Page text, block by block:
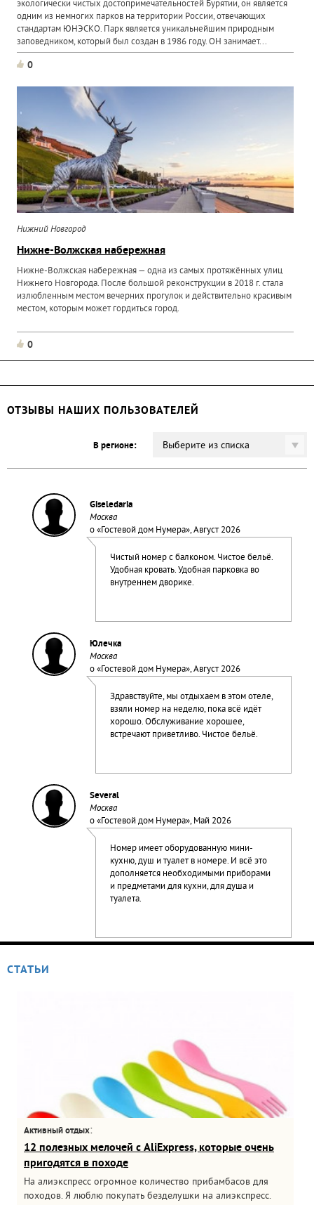
экологически чистых достопримечательностей Бурятии, он является
одним из немногих парков на территории России, отвечающих
стандартам ЮНЭСКО. Парк является уникальнейшим природным
заповедником, который был создан в 1986 году. ОН занимает...
0
Нижний Новгород
Нижне-Волжская набережная
Нижне-Волжская набережная — одна из самых протяжённых улиц
Нижнего Новгорода. После большой реконструкции в 2018 г. стала
излюбленным местом вечерних прогулок и действительно красивым
местом, которым может гордиться город.
0
ОТЗЫВЫ НАШИХ ПОЛЬЗОВАТЕЛЕЙ
В регионе: Выберите из списка
Giseledaria
Москва
о «Гостевой дом Нумера», Август 2026
Чистый номер с балконом. Чистое бельё.
Удобная кровать. Удобная парковка во
внутреннем дворике.
Юлечка
Москва
о «Гостевой дом Нумера», Август 2026
Здравствуйте, мы отдыхаем в этом отеле,
взяли номер на неделю, пока всё идёт
хорошо. Обслуживание хорошее,
встречают приветливо. Чистое бельё.
Several
Москва
о «Гостевой дом Нумера», Май 2026
Номер имеет оборудованную мини-
кухню, душ и туалет в номере. И всё это
дополняется необходимыми приборами
и предметами для кухни, для душа и
туалета.
СТАТЬИ
Активный отдых:
12 полезных мелочей с AliExpress, которые очень
пригодятся в походе
На алиэкспресс огромное количество прибамбасов для
походов. Я люблю покупать безделушки на алиэкспресс.